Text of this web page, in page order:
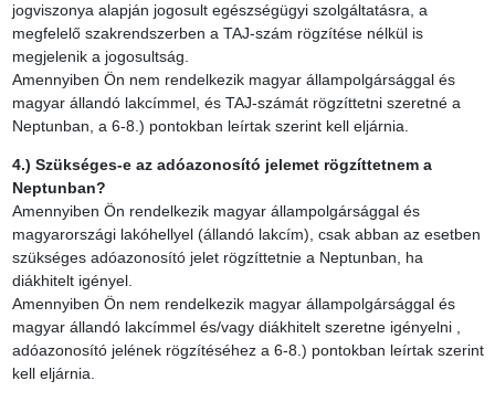
jogviszonya alapján jogosult egészségügyi szolgáltatásra, a
megfelelő szakrendszerben a TAJ-szám rögzítése nélkül is
megjelenik a jogosultság.
Amennyiben Ön nem rendelkezik magyar állampolgársággal és
magyar állandó lakcímmel, és TAJ-számát rögzíttetni szeretné a
Neptunban, a 6-8.) pontokban leírtak szerint kell eljárnia.
4.) Szükséges-e az adóazonosító jelemet rögzíttetnem a
Neptunban?
Amennyiben Ön rendelkezik magyar állampolgársággal és
magyarországi lakóhellyel (állandó lakcím), csak abban az esetben
szükséges adóazonosító jelet rögzíttetnie a Neptunban, ha
diákhitelt igényel.
Amennyiben Ön nem rendelkezik magyar állampolgársággal és
magyar állandó lakcímmel és/vagy diákhitelt szeretne igényelni ,
adóazonosító jelének rögzítéséhez a 6-8.) pontokban leírtak szerint
kell eljárnia.